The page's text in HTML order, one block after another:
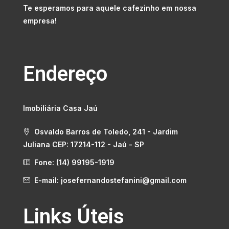
Te esperamos para aquele cafezinho em nossa
empresa!
Endereço
Imobiliária Casa Jaú
Osvaldo Barros de Toledo, 241 - Jardim
Juliana CEP: 17214-112 - Jaú - SP
Fone: (14) 99195-1919
E-mail: josefernandostefanini@gmail.com
Links Úteis